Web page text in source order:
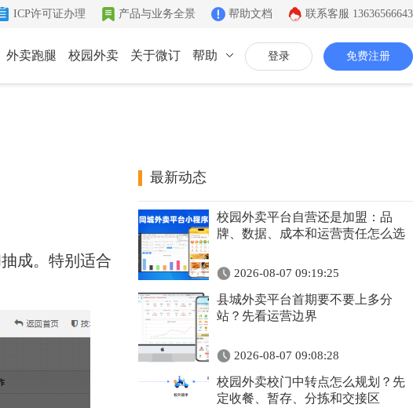
联系客服 13636566643
帮助文档
产品与业务全景
ICP许可证办理
登录 免费注册
同城生活信息发布 连接你的客户和粉丝
外卖跑腿 校园外卖 关于微订 帮助
致力于移动互联网开发
有影响力的互联网企业
公司资质
证件齐全，安全放心
联系我们
7*12小时在线咨询
成。特别适合
最新动态
校园外卖平台自营还是加盟：品
牌、数据、成本和运营责任怎么选
2026-08-07 09:19:25
县城外卖平台首期要不要上多分
站？先看运营边界
2026-08-07 09:08:28
校园外卖校门中转点怎么规划？先
定收餐、暂存、分拣和交接区